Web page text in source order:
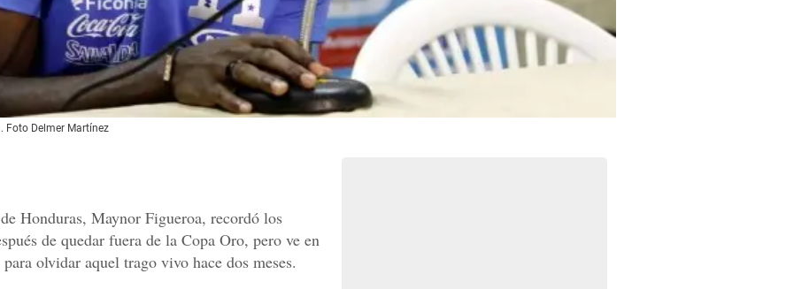
Foto Delmer Martínez
Honduras, Maynor Figueroa, recordó los
de quedar fuera de la Copa Oro, pero ve en
olvidar aquel trago vivo hace dos meses.